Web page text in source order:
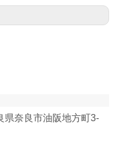
県奈良市油阪地方町3-